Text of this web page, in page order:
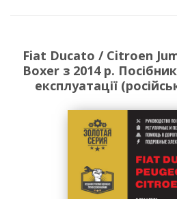
Fiat Ducato / Citroen
Boxer з 2014 р.
експлуатації